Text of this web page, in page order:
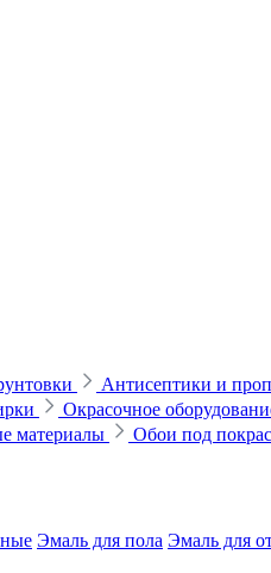
Антисептики и
Окрасочное
материалы Обои под
Эмаль для пола Эмаль для